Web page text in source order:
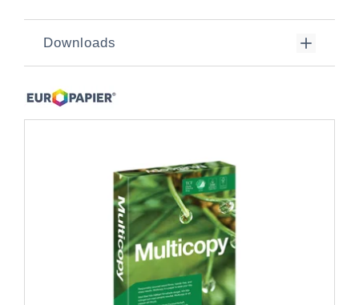
Downloads